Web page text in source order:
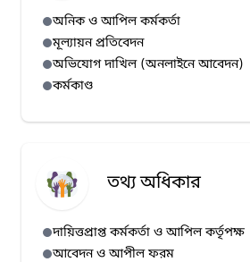
অনিক ও আপিল কর্মকর্তা
মূল্যায়ন প্রতিবেদন
অভিযোগ দাখিল (অনলাইনে আবেদন)
কর্মকাণ্ড
তথ্য অধিকার
দায়িত্তপ্রাপ্ত কর্মকর্তা ও আপিল কর্তৃপক্ষ
আবেদন ও আপীল ফরম